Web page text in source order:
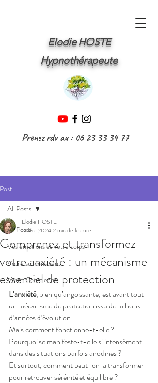
Elodie HOSTE
Hypnothérapeute
Prenez rdv au : 06 23 33 34 77
Post
All Posts
Vos émotions et votre corps
Votre subconscient
Votre Conscience
All Posts
Comprenez et transformez
votre anxiété : un mécanisme
essentiel de protection
Elodie HOSTE
2 déc. 20242 min de lecture
L’anxiété, bien qu’angoissante, est avant tout
un mécanisme de protection issu de millions
d’années d’évolution.
Mais comment fonctionne-t-elle ?
Pourquoi se manifeste-t-elle si intensément
dans des situations parfois anodines ?
Et surtout, comment peut-on la transformer
pour retrouver sérénité et équilibre ?